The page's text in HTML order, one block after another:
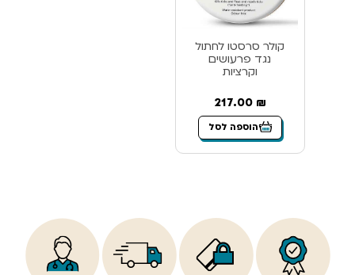
קולר סרסטו לחתול
נגד פרעושים
וקרציות
217.00 ₪
הוספה לסל